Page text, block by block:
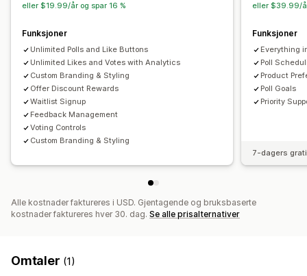
eller $19.99/år og spar 16 %
Funksjoner
Unlimited Polls and Like Buttons
Unlimited Likes and Votes with Analytics
Custom Branding & Styling
Offer Discount Rewards
Waitlist Signup
Feedback Management
Voting Controls
Custom Branding & Styling
eller $39.99/
Funksjoner
Everything
Poll
Product
Poll Goals
Priority
7-dagers
Alle kostnader faktureres i USD. Gjentagende og bruksbaserte
kostnader faktureres hver 30. dag. Se alle prisalternativer
Omtaler (1)